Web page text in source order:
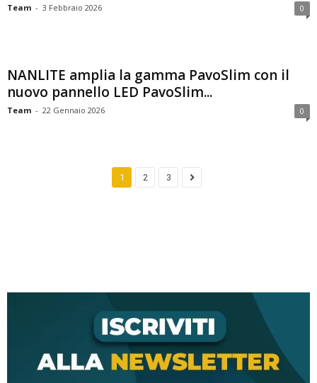
Team - 3 Febbraio 2026 0
NANLITE amplia la gamma PavoSlim con il
nuovo pannello LED PavoSlim...
Team - 22 Gennaio 2026 0
1 2 3